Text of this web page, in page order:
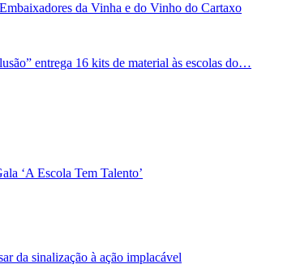
da Vinha e do Vinho do Cartaxo
entrega 16 kits de material às escolas do…
‘A Escola Tem Talento’
da sinalização à ação implacável